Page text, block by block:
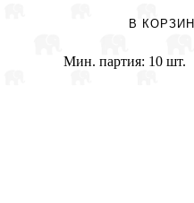
В
Мин. партия: 10 шт.